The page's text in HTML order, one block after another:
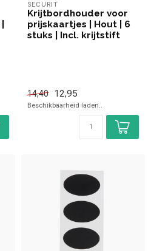
SECURIT
Krijtbordhouder voor
prijskaartjes | Hout | 6
stuks | Incl. krijtstift
14,40 12,95
Beschikbaarheid laden..